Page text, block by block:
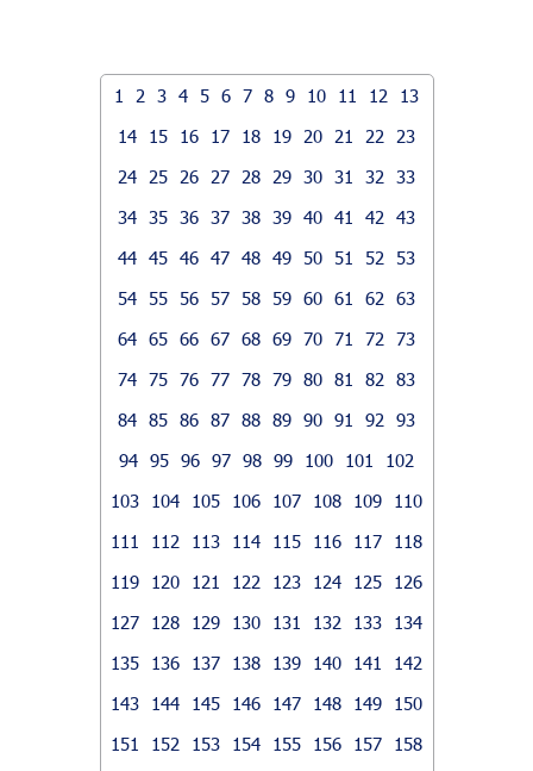
1 2 3 4 5 6 7 8 9 10 11 12
13
14
15 16 17 18 19 20 21 22
23
24
25 26 27 28 29 30 31 32
33
34 35 36 37 38 39 40 41 42
43
44 45 46 47 48 49 50 51 52
53
54 55 56 57 58 59 60 61 62
63
64 65 66 67 68 69 70 71 72
73
74 75 76 77 78 79 80 81 82
83
84 85 86 87 88 89 90 91 92
93
94 95 96 97 98 99 100 101
102
103
104 105 106 107 108 109
110
111
112 113 114 115 116 117
118
119
120 121 122 123 124 125
126
127
128 129 130 131 132 133
134
135
136 137 138 139 140 141
142
143
144 145 146 147 148 149
150
151
152 153 154 155 156 157
158